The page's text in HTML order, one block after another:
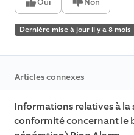
Oui Non
Dernière mise à jour il y a 8 mois
Articles connexes
Informations relatives à la
conformité concernant le